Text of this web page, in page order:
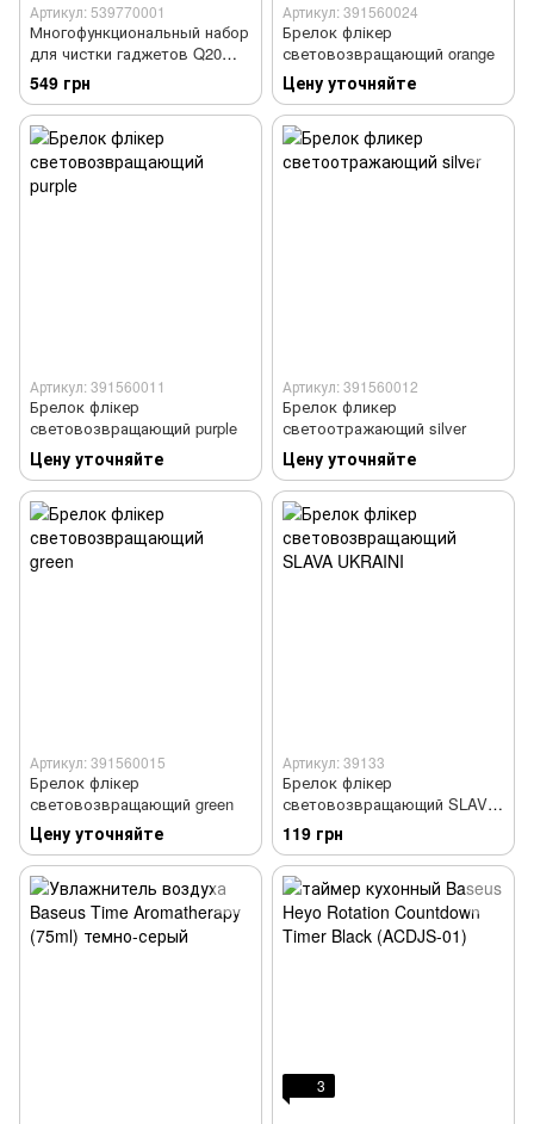
Артикул: 539770001
Многофункциональный набор
для чистки гаджетов Q20
20in1
549 грн
Артикул: 391560024
Брелок флікер
световозвращающий orange
Цену уточняйте
Артикул: 391560011
Брелок флікер
световозвращающий purple
Цену уточняйте
Артикул: 391560012
Брелок фликер
светоотражающий silver
Цену уточняйте
Артикул: 391560015
Брелок флікер
световозвращающий green
Цену уточняйте
Артикул: 39133
Брелок флікер
световозвращающий SLAVA
UKRAINI
119 грн
3